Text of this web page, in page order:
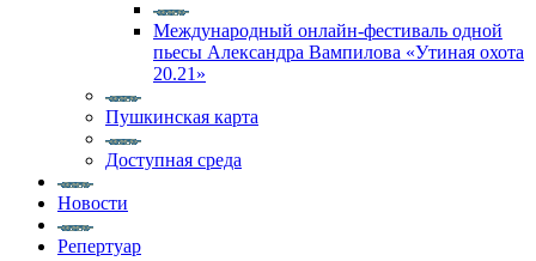
Международный онлайн-фестиваль одной
пьесы Александра Вампилова «Утиная охота
20.21»
Пушкинская карта
Доступная среда
Новости
Репертуар